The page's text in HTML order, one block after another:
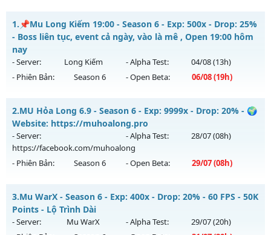
1. 📌Mu Long Kiếm 19:00 - Season 6 - Exp: 500x - Drop: 25%
- Boss liên tục, event cả ngày, vào là mê , Open 19:00 hôm
nay
- Server: Long Kiếm - Alpha Test: 04/08(13h)
- Phiên Bản:
Season 6 - Open Beta: 06/08(19h)
📌Mu Long Kiếm 19:00 - Boss liên tục, event cả ngày, vào là
mê , Open 19:00 hôm nay
Mu mới ra tháng 08 2026 - Mở máy chủ
Long Kiếmvào 19h
ngày 06/08/2626
Exp: 500x - Drop: 25%
Thể loại: Mu Nguyên bản Webzen
Antihack: VIP SHIELD
2.MU Hỏa Long 6.9 - Season 6 - Exp: 9999x - Drop: 20% - 🌍
Website: https://muhoalong.pro
- Server:
https://facebook.com/muhoalong
- Alpha Test: 28/07(08h)
- Phiên Bản: Season 6 - Open Beta: 29/07(08h)
Mu mới ra tháng 07 2026 - Mở máy chủ
https://facebook.com/muhoalongvào 08h ngày
3.Mu WarX - Season 6 - Exp: 400x - Drop: 20% - 60 FPS - 50K
Points - Lộ Trình Dài
- Server: Mu WarX - Alpha Test: 29/07(20h)